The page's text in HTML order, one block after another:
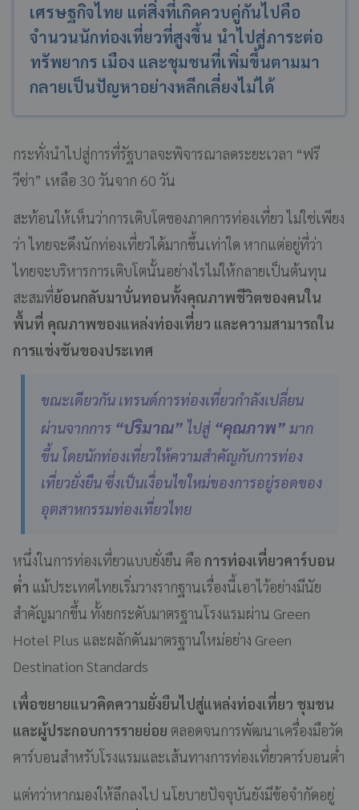
เศรษฐกิจไทย แต่สิ่งที่เกิดควบคู่กันไปคือ
จำนวนนักท่องเที่ยวที่สูงขึ้น นำไปสู่ภาระต่อ
ทรัพยากร เมือง และชุมชนที่เพิ่มขึ้นตามมา
กลายเป็นปัญหาอย่างหลีกเลี่ยงไม่ได้
กระทั่งนำไปสู่การที่รัฐบาลจะพิจารณาลดระยะเวลา “ฟรี
วีซ่า” เหลือ 30 วันจาก 60 วัน
สะท้อนให้เห็นว่าการเติบโตของภาคการท่องเที่ยว ไม่ใช่เพียง
ว่า ไทยจะดึงนักท่องเที่ยวได้มากขึ้นเท่าใด หากแต่อยู่ที่ว่า
ไทยจะบริหารการเติบโตนั้นอย่างไรไม่ให้กลายเป็นต้นทุน
สะสมที่ย้อนกลับมาบั่นทอนทั้งคุณภาพชีวิตของคนใน
พื้นที่ คุณภาพของแหล่งท่องเที่ยว และความสามารถใน
การแข่งขันของประเทศ
ขณะเดียวกัน เทรนด์การท่องเที่ยวกำลังเปลี่ยน
ผ่านจากการ “ปริมาณ” ไปสู่“คุณภาพ” มาก
ขึ้น โดยนักท่องเที่ยวให้ความสำคัญกับการท่อง
เที่ยวยั่งยืน ซึ่งเป็นเงื่อนไขใหม่ของการอยู่รอดของ
อุตสาหกรรมท่องเที่ยวไทย
หนึ่งในการท่องเที่ยวแบบยั่งยืน คือ การท่องเที่ยวคาร์บอน
ต่ำ แม้ประเทศไทยเริ่มวางรากฐานเรื่องนี้เอาไว้อย่างมีนัย
สำคัญมากขึ้น ทั้งยกระดับมาตรฐานโรงแรมผ่าน Green
Hotel Plus และผลักดันมาตรฐานใหม่อย่าง Green
Destination Standards
เพื่อขยายแนวคิดความยั่งยืนไปสู่แหล่งท่องเที่ยว ชุมชน
และผู้ประกอบการรายย่อย ตลอดจนการพัฒนาเครื่องมือวัด
คาร์บอนสำหรับโรงแรมและเส้นทางการท่องเที่ยวคาร์บอนต่ำ
แต่ทว่าหากมองให้ลึกลงไป นโยบายปัจจุบันยังมีข้อจำกัดอยู่